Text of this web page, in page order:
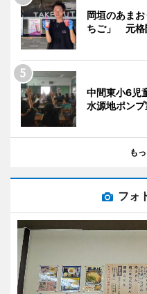
岡垣のあま
ちご」 元格
中間東小6児
水源地ポン
も
フォ